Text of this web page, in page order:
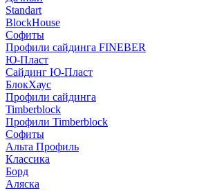
Standart
BlockHouse
Софиты
Профили сайдинга FINEBER
Ю-Пласт
Сайдинг Ю-Пласт
БлокХаус
Профили сайдинга
Timberblock
Профили Timberblock
Софиты
Альта Профиль
Классика
Борд
Аляска